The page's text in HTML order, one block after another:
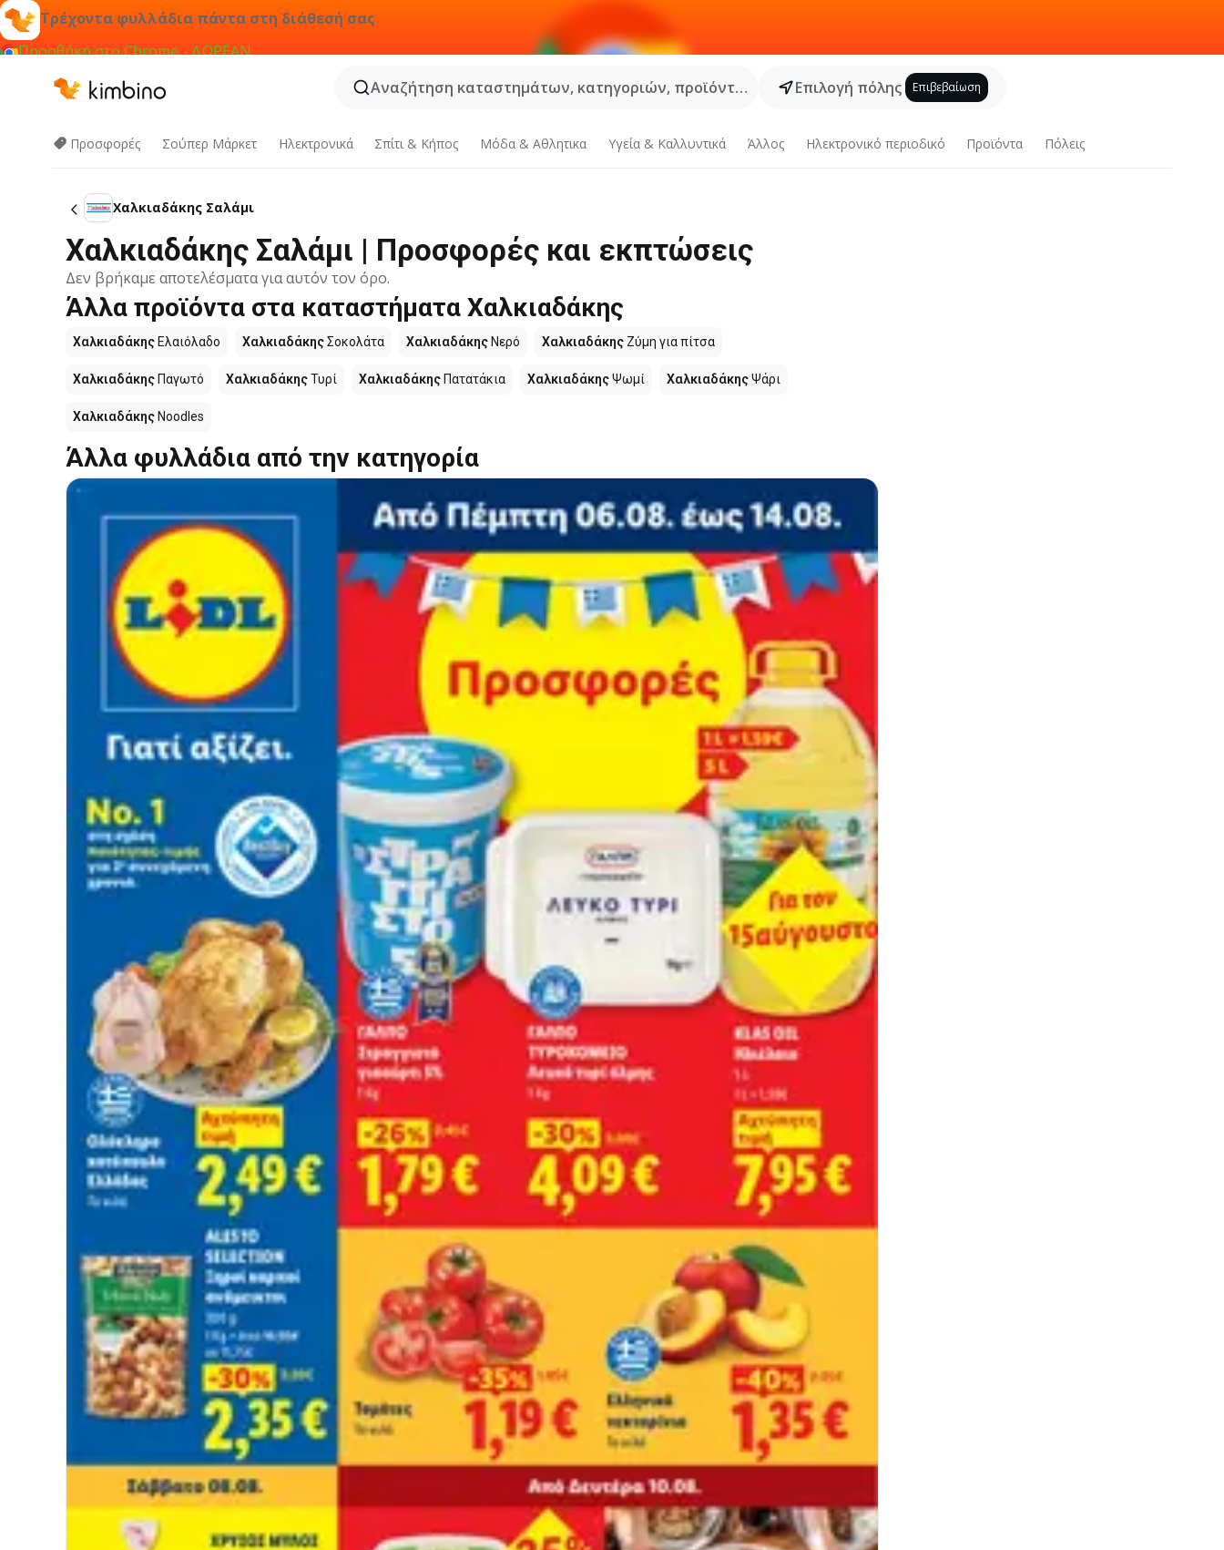
Τρέχοντα φυλλάδια πάντα στη διάθεσή σας
Προσθήκη στο Chrome - ΔΩΡΕΑΝ
Αναζήτηση καταστημάτων, κατηγοριών, προϊόντων...
Επιλογή πόλης Επιβεβαίωση
Προσφορές Σούπερ Μάρκετ Hλεκτρονικά Σπίτι & Κήπος Μόδα & Aθλητικα Υγεία & Καλλυντικά Άλλος Ηλεκτρονικό περιοδικό Προϊόντα Πόλεις
Χαλκιαδάκης Σαλάμι
Χαλκιαδάκης Σαλάμι | Προσφορές και εκπτώσεις
Δεν βρήκαμε αποτελέσματα για αυτόν τον όρο.
Άλλα προϊόντα στα καταστήματα Χαλκιαδάκης
Χαλκιαδάκης Ελαιόλαδο ΧαλκιαδάκηςΣοκολάτα Χαλκιαδάκης Νερό Χαλκιαδάκης Ζύμη για πίτσα
Χαλκιαδάκης Παγωτό ΧαλκιαδάκηςΤυρί Χαλκιαδάκης Πατατάκια ΧαλκιαδάκηςΨωμί ΧαλκιαδάκηςΨάρι
Χαλκιαδάκης Noodles
Άλλα φυλλάδια από την κατηγορία